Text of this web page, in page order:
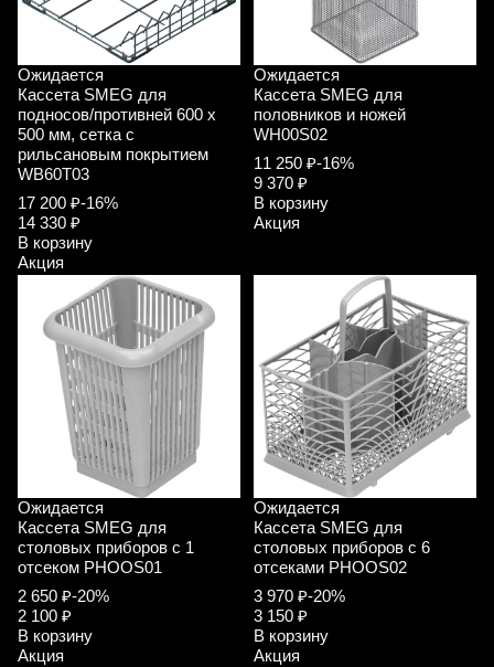
Ожидается
Кассета SMEG для
подносов/противней 600 x
500 мм, сетка с
рильсановым покрытием
WB60T03
17 200 ₽-16%
14 330 ₽
В корзину
Акция
Ожидается
Кассета SMEG для
половников и ножей
WH00S02
11 250 ₽-16%
9 370 ₽
В корзину
Акция
Ожидается
Кассета SMEG для
столовых приборов с 1
отсеком PHOOS01
2 650 ₽-20%
2 100 ₽
В корзину
Акция
Ожидается
Кассета SMEG для
столовых приборов с 6
отсеками PHOOS02
3 970 ₽-20%
3 150 ₽
В корзину
Акция